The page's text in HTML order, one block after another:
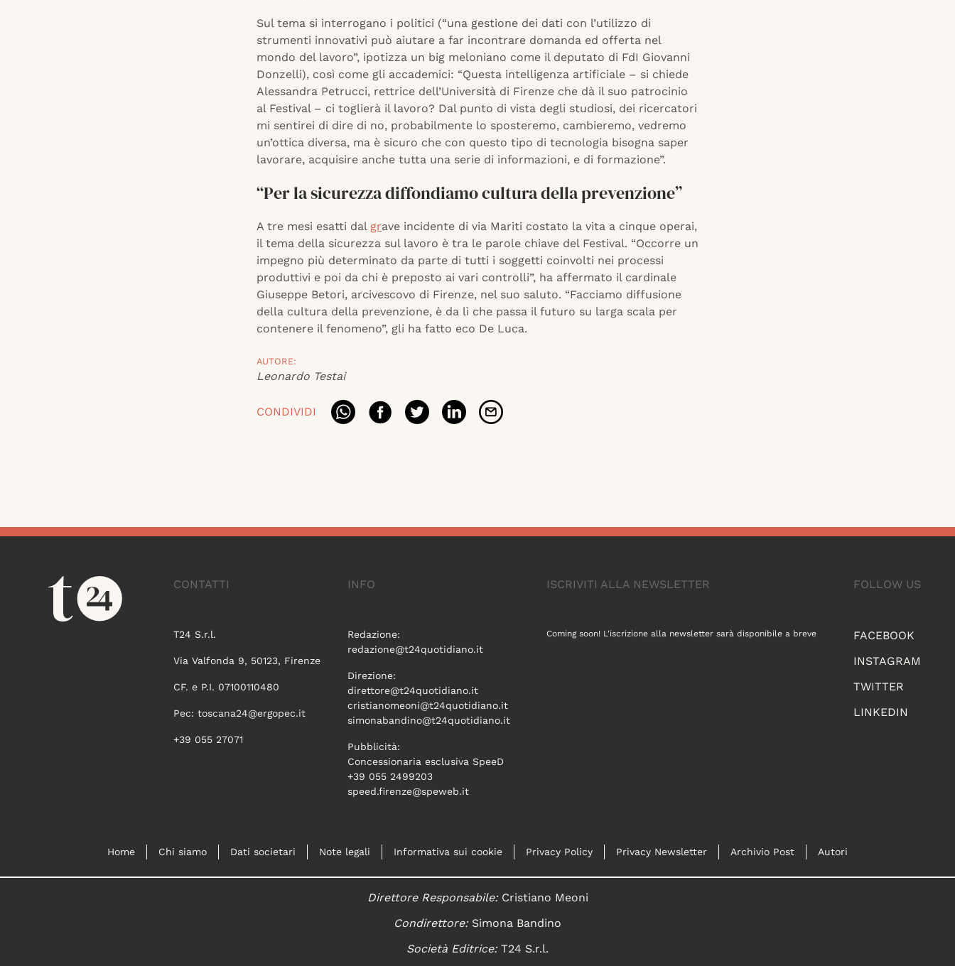
Sul tema si interrogano i politici (“una gestione dei dati con l’utilizzo di
strumenti innovativi può aiutare a far incontrare domanda ed offerta nel
mondo del lavoro”, ipotizza un big meloniano come il deputato di FdI Giovanni
Donzelli), così come gli accademici: “Questa intelligenza artificiale – si chiede
Alessandra Petrucci, rettrice dell’Università di Firenze che dà il suo patrocinio
al Festival – ci toglierà il lavoro? Dal punto di vista degli studiosi, dei ricercatori
mi sentirei di dire di no, probabilmente lo sposteremo, cambieremo, vedremo
un’ottica diversa, ma è sicuro che con questo tipo di tecnologia bisogna saper
lavorare, acquisire anche tutta una serie di informazioni, e di formazione”.
“Per la sicurezza diffondiamo cultura della prevenzione”
A tre mesi esatti dal grave incidente di via Mariti costato la vita a cinque operai,
il tema della sicurezza sul lavoro è tra le parole chiave del Festival. “Occorre un
impegno più determinato da parte di tutti i soggetti coinvolti nei processi
produttivi e poi da chi è preposto ai vari controlli”, ha affermato il cardinale
Giuseppe Betori, arcivescovo di Firenze, nel suo saluto. “Facciamo diffusione
della cultura della prevenzione, è da lì che passa il futuro su larga scala per
contenere il fenomeno”, gli ha fatto eco De Luca.
AUTORE:
Leonardo Testai
CONDIVIDI
CONTATTI
T24 S.r.l.
Via Valfonda 9, 50123, Firenze
CF. e P.I. 07100110480
Pec: toscana24@ergopec.it
+39 055 27071
INFO
Redazione:
redazione@t24quotidiano.it
Direzione:
direttore@t24quotidiano.it
cristianomeoni@t24quotidiano.it
simonabandino@t24quotidiano.it
Pubblicità:
Concessionaria esclusiva SpeeD
+39 055 2499203
speed.firenze@speweb.it
FOLLOW US
FACEBOOK
INSTAGRAM
TWITTER
LINKEDIN
ISCRIVITI ALLA NEWSLETTER
Coming soon! L'iscrizione alla newsletter sarà disponibile a breve
Home Chi siamo Dati societari Note legali Informativa sui cookie Privacy Policy Privacy Newsletter Archivio Post Autori
Direttore Responsabile:Cristiano Meoni
Condirettore:Simona Bandino
Società Editrice:T24 S.r.l.